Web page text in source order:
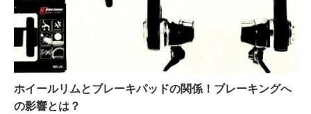
ホイールリムとブレーキパッドの関係！ブレーキングへ
の影響とは？